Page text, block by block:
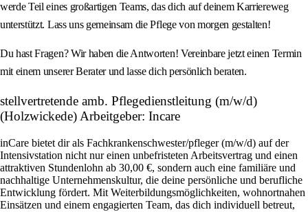
werde Teil eines großartigen Teams, das dich auf deinem Karriereweg
unterstützt. Lass uns gemeinsam die Pflege von morgen gestalten!
Du hast Fragen? Wir haben die Antworten! Vereinbare jetzt einen Termin
mit einem unserer Berater und lasse dich persönlich beraten.
stellvertretende amb. Pflegedienstleitung (m/w/d)
(Holzwickede) Arbeitgeber: Incare
inCare bietet dir als Fachkrankenschwester/pfleger (m/w/d) auf der
Intensivstation nicht nur einen unbefristeten Arbeitsvertrag und einen
attraktiven Stundenlohn ab 30,00 €, sondern auch eine familiäre und
nachhaltige Unternehmenskultur, die deine persönliche und berufliche
Entwicklung fördert. Mit Weiterbildungsmöglichkeiten, wohnortnahen
Einsätzen und einem engagierten Team, das dich individuell betreut,